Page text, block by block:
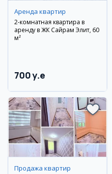
Аренда квартир
2-комнатная квартира в
аренду в ЖК Сайрам Элит, 60
м²
700 y.e
Продажа квартир